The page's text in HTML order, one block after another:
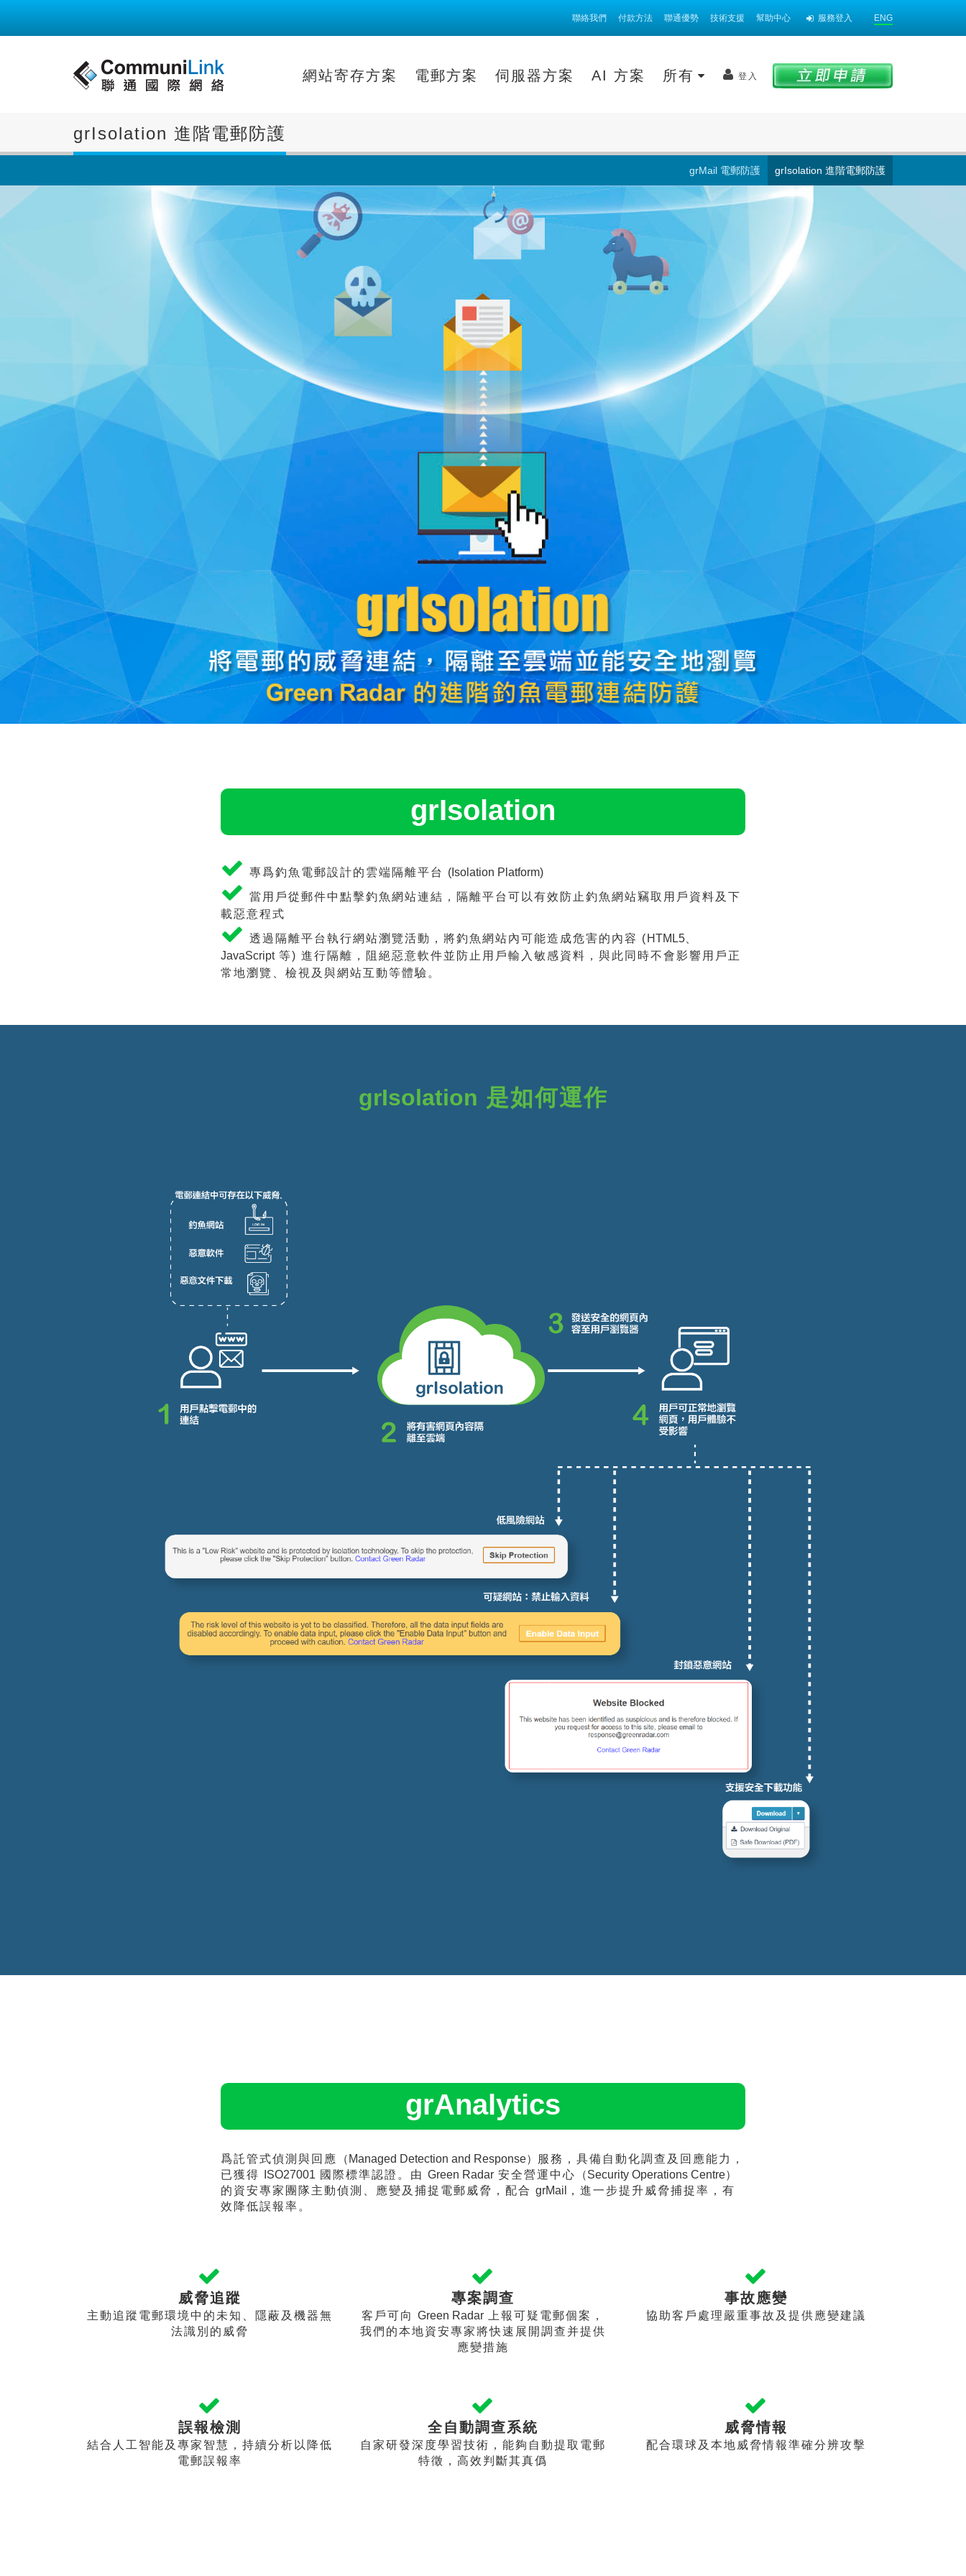
聯絡我們 付款方法 聯通優勢 技術支援 幫助中心 服務登入 ENG
網站寄存方案 電郵方案 伺服器方案 AI 方案 所有 登入
grIsolation 進階電郵防護
grIsolation 進階電郵防護
grMail 電郵防護
grIsolation
專爲釣魚電郵設計的雲端隔離平台 (Isolation Platform)
當用戶從郵件中點擊釣魚網站連結，隔離平台可以有效防止釣魚網站竊取用戶資料及下
載惡意程式
透過隔離平台執行網站瀏覽活動，將釣魚網站內可能造成危害的內容 ( HTML5、
JavaScript等) 進行隔離，阻絕惡意軟件並防止用戶輸入敏感資料，與此同時不會影響用戶正
常地瀏覽、檢視及與網站互動等體驗。
grIsolation 是如何運作
grAnalytics
爲託管式偵測與回應 （Managed Detection and Response）
服務，具備自動化調查及回應能力，
已獲得
ISO27001 國際標準認證。由 Green Radar 安全營運中心
（Security Operations Centre）
的資安專家團隊主動偵測、應變及捕捉電郵威脅，配合 grMail
，進一步提升威脅捕捉率，有
效降低誤報率。
威脅追蹤
主動追蹤電郵環境中的未知、隱蔽及機器無
法識別的威脅
專案調查
客戶可向 Green Radar 上報可疑電郵個案，
我們的本地資安專家將快速展開調查并提供
應變措施
事故應變
協助客戶處理嚴重事故及提供應變建議
誤報檢測
結合人工智能及專家智慧，持續分析以降低
電郵誤報率
全自動調查系統
自家研發深度學習技術，能夠自動提取電郵
特徵，高效判斷其真僞
威脅情報
配合環球及本地威脅情報準確分辨攻擊